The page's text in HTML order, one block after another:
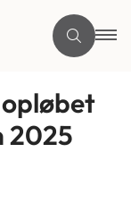
2025